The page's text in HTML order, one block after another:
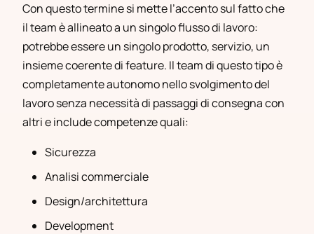
Con questo termine si mette l’accento sul fatto che
il team è allineato a un singolo flusso di lavoro:
potrebbe essere un singolo prodotto, servizio, un
insieme coerente di feature. Il team di questo tipo è
completamente autonomo nello svolgimento del
lavoro senza necessità di passaggi di consegna con
altri e include competenze quali:
Sicurezza
Analisi commerciale
Design/architettura
Development